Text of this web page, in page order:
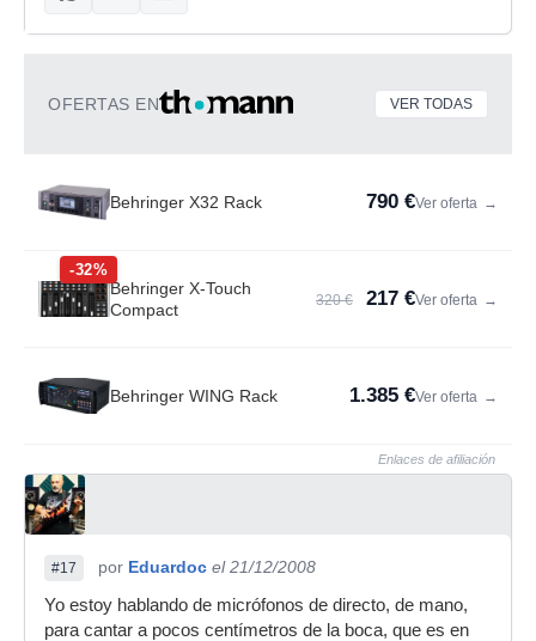
OFERTAS EN VER TODAS
Behringer X32 Rack 790 €Ver oferta →
-32%
Behringer X-Touch
Compact
320 € 217 €Ver oferta →
Behringer WING Rack 1.385 €Ver oferta →
Enlaces de afiliación
#17 por Eduardoc el 21/12/2008
Yo estoy hablando de micrófonos de directo, de mano,
para cantar a pocos centímetros de la boca, que es en